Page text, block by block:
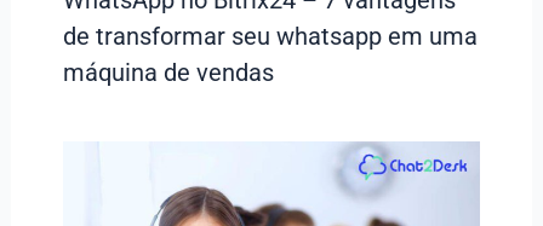
de transformar seu whatsapp em uma
máquina de vendas